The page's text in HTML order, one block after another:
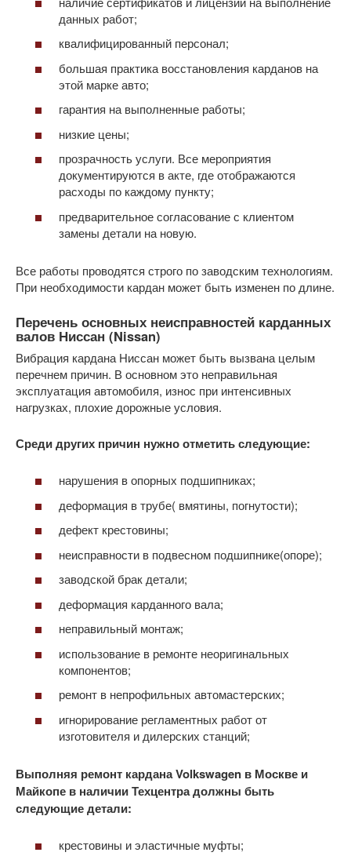
данных работ;
квалифицированный персонал;
большая практика восстановления карданов на
этой марке авто;
гарантия на выполненные работы;
низкие цены;
прозрачность услуги. Все мероприятия
документируются в акте, где отображаются
расходы по каждому пункту;
предварительное согласование с клиентом
замены детали на новую.
Все работы проводятся строго по заводским технологиям.
При необходимости кардан может быть изменен по длине.
Перечень основных неисправностей карданных
валов Ниссан (Nissan)
Вибрация кардана Ниссан может быть вызвана целым
перечнем причин. В основном это неправильная
эксплуатация автомобиля, износ при интенсивных
нагрузках, плохие дорожные условия.
Среди других причин нужно отметить следующие:
нарушения в опорных подшипниках;
деформация в трубе( вмятины, погнутости);
дефект крестовины;
неисправности в подвесном подшипнике(опоре);
заводской брак детали;
деформация карданного вала;
неправильный монтаж;
использование в ремонте неоригинальных
компонентов;
ремонт в непрофильных автомастерских;
игнорирование регламентных работ от
изготовителя и дилерских станций;
Выполняя ремонт кардана Volkswagen в Москве и
Майкопе в наличии Техцентра должны быть
следующие детали:
крестовины и эластичные муфты;